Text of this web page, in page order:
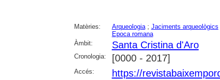
Matèries: Arqueologia; Jaciments arqueològics
Epoca romana
Àmbit:
Santa Cristina d'Aro
Cronologia: [0000 - 2017]
Accés: https://